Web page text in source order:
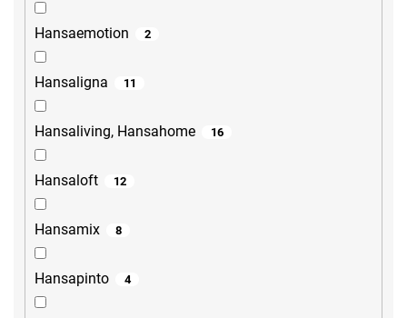
Hansaemotion 2
Hansaligna 11
Hansaliving, Hansahome 16
Hansaloft 12
Hansamix 8
Hansapinto 4